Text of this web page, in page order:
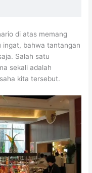
di atas memang
ingat, bahwa tantangan
Salah satu
sekali adalah
kita tersebut.